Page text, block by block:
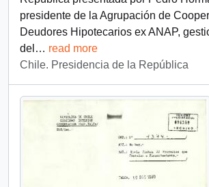
presidente de la Agrupación de
Deudores Hipotecarios ex ANAP,
del … read more
Chile. Presidencia de la República